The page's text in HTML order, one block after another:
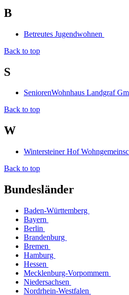
B
Betreutes Jugendwohnen
Back to top
S
SeniorenWohnhaus Landgraf
Back to top
W
Wintersteiner Hof
Back to top
Bundesländer
Baden-Württemberg
Bayern
Berlin
Brandenburg
Bremen
Hamburg
Hessen
Mecklenburg-Vorpommern
Niedersachsen
Nordrhein-Westfalen